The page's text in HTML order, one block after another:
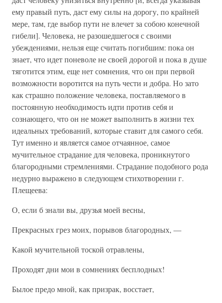
ему правый путь, даст ему силы на дорогу, по крайней
мере, там, где выбор пути не влечет за собою конечной
гибели]. Человека, не разошедшегося с своими
убеждениями, нельзя еще считать погибшим: пока он
знает, что идет поневоле не своей дорогой и пока в душе
тяготится этим, еще нет сомнения, что он при первой
возможности воротится на путь чести и добра. Но зато
как страшно положение человека, поставляемого в
постоянную необходимость идти против себя и
сознающего, что он не может выполнить в жизни тех
идеальных требований, которые ставит для самого себя.
Тут именно и является самое отчаянное, самое
мучительное страдание для человека, проникнутого
благородными стремлениями. Страдание подобного рода
недурно выражено в следующем стихотворении г.
Плещеева:
О, если б знали вы, друзья моей весны,
Прекрасных грез моих, порывов благородных, —
Какой мучительной тоской отравлены,
Проходят дни мои в сомнениях бесплодных!
Былое предо мной, как призрак, восстает,